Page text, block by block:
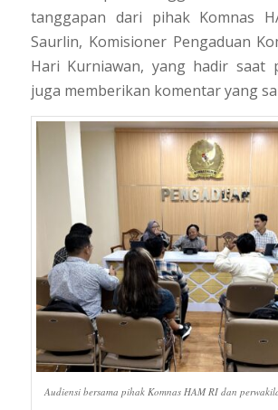
tanggapan dari pihak Komnas
Saurlin, Komisioner Pengaduan
Hari Kurniawan, yang hadir saat
juga memberikan komentar yang
Audiensi bersama pihak Komnas HAM RI dan